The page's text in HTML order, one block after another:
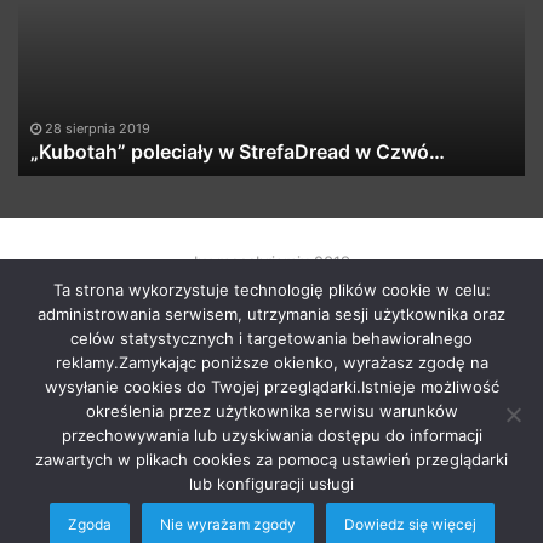
26 lutego 2018
002/2018
by macabrismix 2019
Pranie Tapicerki /Myjnia Samochodowa/Who is the killer
/Hosting Stron WWW Racibórz/Przewozy Międzynarodowe/
Krawcowa Szwalnia/Meble Racibórz
START
Radio Newsy Z Fejsa
Newsy Z Klubów
Nowości Z Youtuba
Soundcloud Nadaje
Imprezy Koncert
Festiwale
KONTAKT
Ta strona wykorzystuje technologię plików cookie w celu:
administrowania serwisem, utrzymania sesji użytkownika oraz
celów statystycznych i targetowania behawioralnego
reklamy.Zamykając poniższe okienko, wyrażasz zgodę na
wysyłanie cookies do Twojej przeglądarki.Istnieje możliwość
określenia przez użytkownika serwisu warunków
przechowywania lub uzyskiwania dostępu do informacji
zawartych w plikach cookies za pomocą ustawień przeglądarki
lub konfiguracji usługi
Zgoda Nie wyrażam zgody Dowiedz się więcej